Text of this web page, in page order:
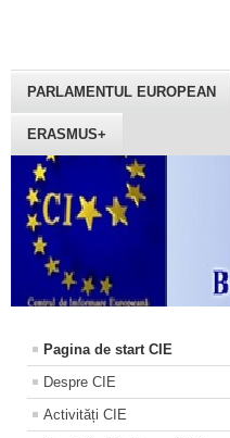
PARLAMENTUL EUROPEAN
ERASMUS+
Pagina de start CIE
Despre CIE
Activități CIE